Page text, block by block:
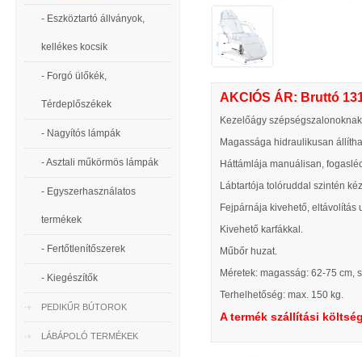
- Eszköztartó állványok,
kellékes kocsik
- Forgó ülőkék,
Térdeplőszékek
- Nagyítós lámpák
- Asztali műkörmös lámpák
- Egyszerhasználatos
termékek
- Fertőtlenítőszerek
- Kiegészítők
PEDIKŰR BÚTOROK
LÁBÁPOLÓ TERMÉKEK
AKCIÓS ÁR: Bruttó
Kezelőágy
Magassága hidraulikusan
Háttámlája manuálisan,
Lábtartója tolóruddal szintén
Fejpárnája kivehető, eltávolítás
Kivehető karfákkal.
Műbőr huzat.
Méretek: magasság: 62-75 cm,
Terhelhetőség: max. 150 kg.
A termék szállítási